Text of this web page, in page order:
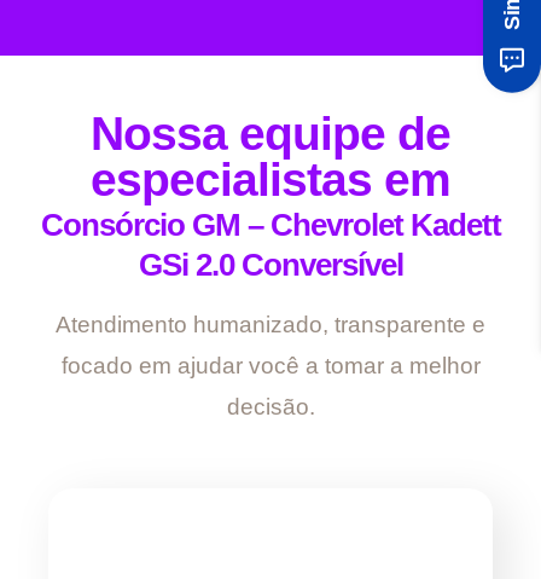
Nossa equipe de
especialistas em
Consórcio GM – Chevrolet Kadett
GSi 2.0 Conversível
Atendimento humanizado, transparente e
focado em ajudar você a tomar a melhor
decisão.